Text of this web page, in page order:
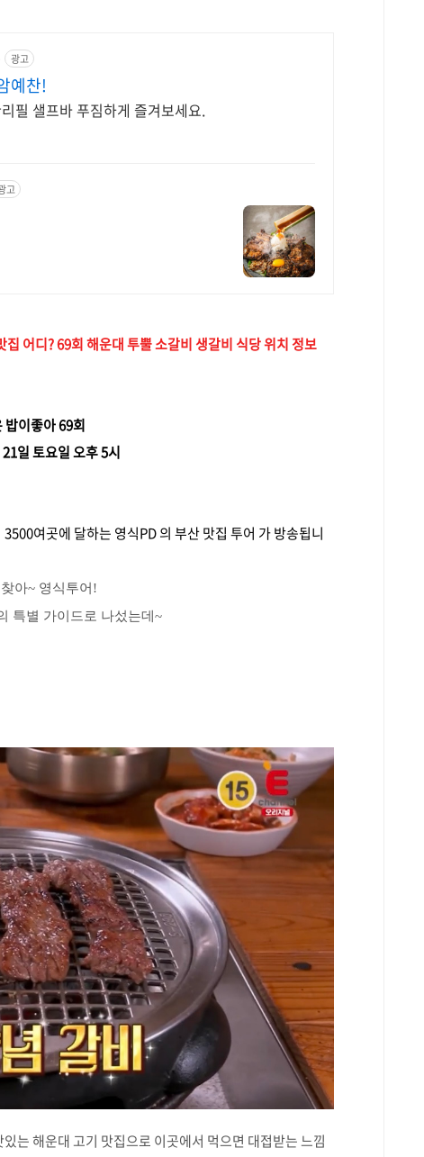
광고
예찬!
필 샐프바 푸짐하게 즐겨보세요.
고
어디? 69회 해운대 투뿔 소갈비 생갈비 식당 위치 정보
밥이좋아 69회
일 토요일 오후 5시
여곳에 달하는 영식PD 의 부산 맛집 투어 가 방송됩니
아~ 영식투어!
특별 가이드로 나섰는데~
는 해운대 고기 맛집으로 이곳에서 먹으면 대접받는 느낌